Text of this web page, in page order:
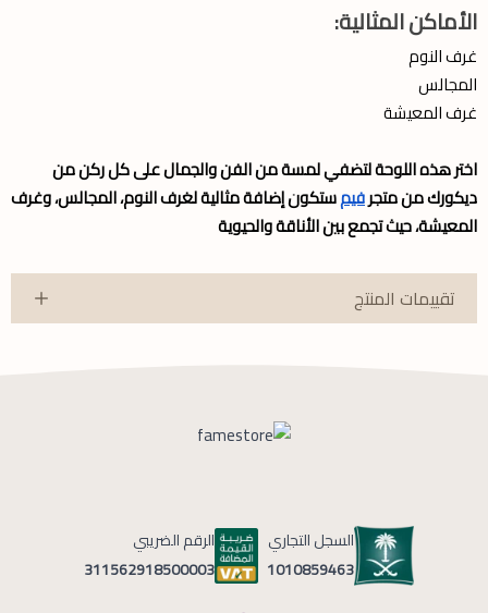
الأماكن المثالية:
غرف النوم
المجالس
غرف المعيشة
اختر هذه اللوحة لتضفي لمسة من الفن والجمال على كل ركن من
ديكورك من متجرفيمستكون إضافة مثالية لغرف النوم، المجالس، وغرف
المعيشة، حيث تجمع بين الأناقة والحيوية
تقييمات المنتج
السجل التجاري
1010859463
الرقم الضريبي
311562918500003